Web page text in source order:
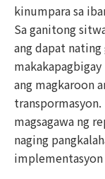
kinumpara sa
Sa ganitong
ang dapat nating
ang magkaroon
magsagawa ng
naging